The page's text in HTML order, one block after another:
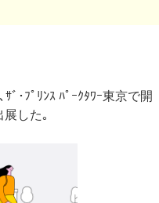
ﾞ･ﾌﾟﾘﾝｽ ﾊﾟｰｸﾀﾜｰ東京で開
した｡